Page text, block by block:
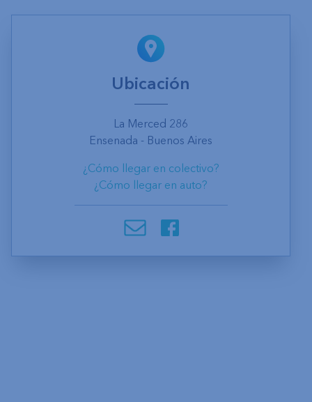
Ubicación
La Merced 286
Ensenada - Buenos Aires
¿Cómo llegar en colectivo?
¿Cómo llegar en auto?